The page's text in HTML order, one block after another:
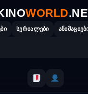
WORLD
სერიალები